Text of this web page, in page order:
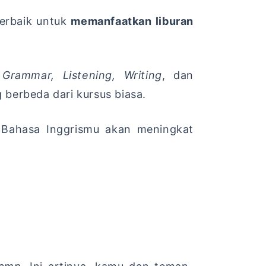
untuk memanfaatkan liburan
Listening, Writing, dan
dari kursus biasa.
Inggrismu akan meningkat